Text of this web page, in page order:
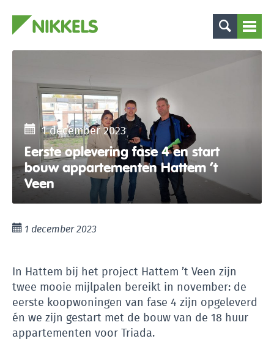
1 december 2023
Eerste oplevering fase 4 en start
bouw appartementen Hattem ’t
Veen
1 december 2023
In Hattem bij het project Hattem ’t Veen zijn
twee mooie mijlpalen bereikt in november: de
eerste koopwoningen van fase 4 zijn opgeleverd
én we zijn gestart met de bouw van de 18 huur
appartementen voor Triada.